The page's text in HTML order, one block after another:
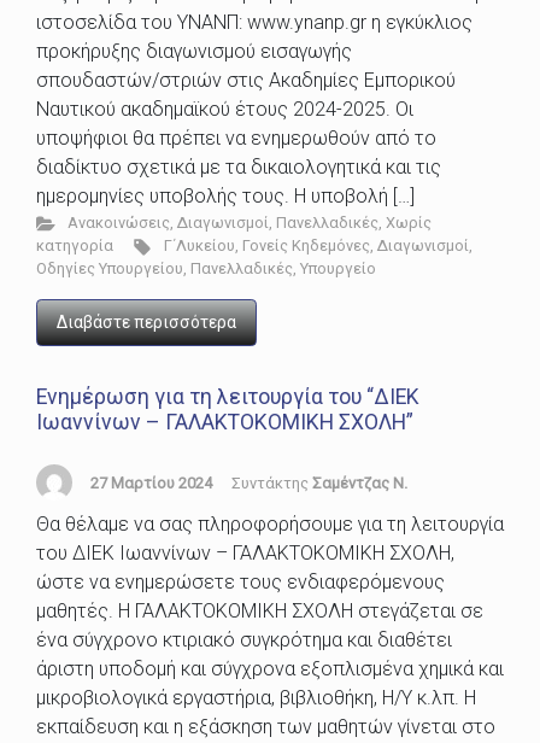
ιστοσελίδα του ΥΝΑΝΠ: www.ynanp.gr η εγκύκλιος
προκήρυξης διαγωνισμού εισαγωγής
σπουδαστών/στριών στις Ακαδημίες Εμπορικού
Ναυτικού ακαδημαϊκού έτους 2024-2025. Οι
υποψήφιοι θα πρέπει να ενημερωθούν από το
διαδίκτυο σχετικά με τα δικαιολογητικά και τις
ημερομηνίες υποβολής τους. Η υποβολή […]
Ανακοινώσεις, Διαγωνισμοί, Πανελλαδικές, Χωρίς
κατηγορία
Γ΄Λυκείου, Γονείς Κηδεμόνες, Διαγωνισμοί,
Οδηγίες Υπουργείου, Πανελλαδικές, Υπουργείο
Διαβάστε περισσότερα
Ενημέρωση για τη λειτουργία του “ΔΙΕΚ
Ιωαννίνων – ΓΑΛΑΚΤΟΚΟΜΙΚΗ ΣΧΟΛΗ”
27 Μαρτίου 2024 Συντάκτης Σαμέντζας Ν.
Θα θέλαμε να σας πληροφορήσουμε για τη λειτουργία
του ΔΙΕΚ Ιωαννίνων – ΓΑΛΑΚΤΟΚΟΜΙΚΗ ΣΧΟΛΗ,
ώστε να ενημερώσετε τους ενδιαφερόμενους
μαθητές. Η ΓΑΛΑΚΤΟΚΟΜΙΚΗ ΣΧΟΛΗ στεγάζεται σε
ένα σύγχρονο κτιριακό συγκρότημα και διαθέτει
άριστη υποδομή και σύγχρονα εξοπλισμένα χημικά και
μικροβιολογικά εργαστήρια, βιβλιοθήκη, Η/Υ κ.λπ. Η
εκπαίδευση και η εξάσκηση των μαθητών γίνεται στο